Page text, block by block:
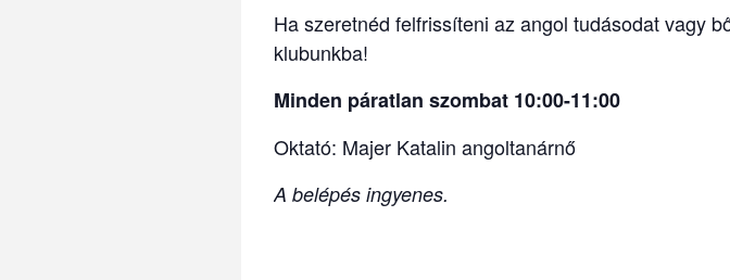
Ha szeretnéd felfrissíteni az angol tudásodat vagy
klubunkba!
Minden páratlan szombat 10:00-11:00
Oktató: Majer Katalin angoltanárnő
A belépés ingyenes.